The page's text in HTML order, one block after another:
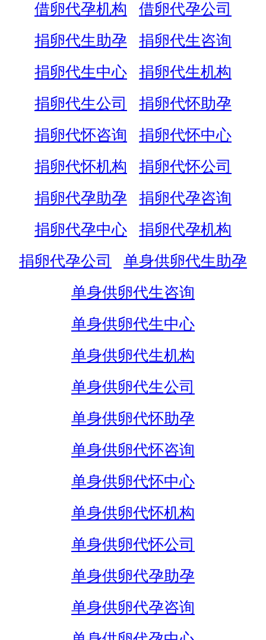
借卵代孕机构
借卵代孕公司
捐卵代生助孕
捐卵代生咨询
捐卵代生中心
捐卵代生机构
捐卵代生公司
捐卵代怀助孕
捐卵代怀咨询
捐卵代怀中心
捐卵代怀机构
捐卵代怀公司
捐卵代孕助孕
捐卵代孕咨询
捐卵代孕中心
捐卵代孕机构
捐卵代孕公司
单身供卵代生助孕
单身供卵代生咨询
单身供卵代生中心
单身供卵代生机构
单身供卵代生公司
单身供卵代怀助孕
单身供卵代怀咨询
单身供卵代怀中心
单身供卵代怀机构
单身供卵代怀公司
单身供卵代孕助孕
单身供卵代孕咨询